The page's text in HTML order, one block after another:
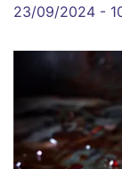
23/09/2024 -